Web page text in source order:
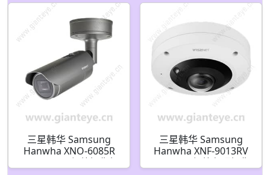
三星韩华 Samsung
Hanwha XNO-6085R
2MP H.265 红外摄像机
三星韩华 Samsung
Hanwha XNF-9013RV
12MP AI 红外鱼眼摄像